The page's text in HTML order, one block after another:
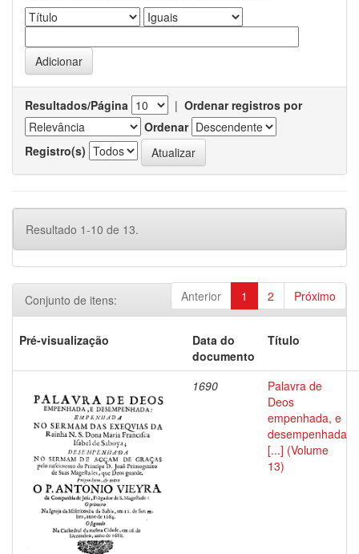
Resultados/Página | Ordenar registros por
Ordenar
Registro(s)
Resultado 1-10 de 13.
Anterior 1 2 Próximo
Conjunto de itens:
Pré-visualização
Data do
documento
Título
1690
Palavra de
Deos
empenhada, e
desempenhada
[...] (Volume
13)